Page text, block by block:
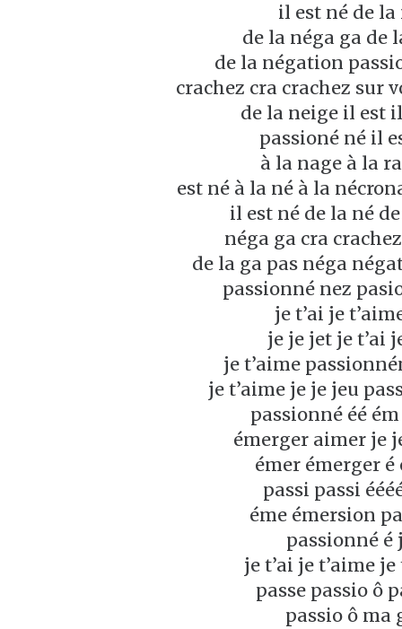
il est né de la
de la néga ga de
de la négation
crachez cra crachez sur
de la neige il est
passioné né il
à la nage à la
est né à la né à la
il est né de la né
néga ga cra
de la ga pas néga
passionné nez
je t’ai je
je je jet je t’ai
je t’aime
je t’aime je je jeu
passionné éé
émerger aimer je
émer émerger é
passi passi
éme émersion
passionné é
je t’ai je t’aime je
passe passio ô
passio ô ma